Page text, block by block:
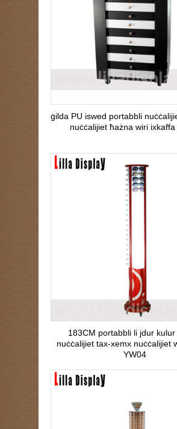
ġilda PU iswed portabbli
nuċċalijiet ħażna wiri ixkaffa
183CM portabbli li jdur
nuċċalijiet tax-xemx nuċċalijiet
YW04